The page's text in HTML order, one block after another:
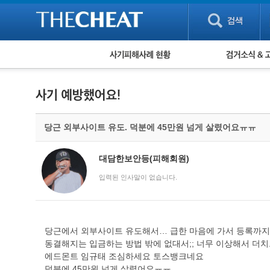
피해사례 현황
게임 · 비실물 피해사례
보이스피싱 피해사례
유해사이트 목록
비공개 피해사례
워킹홀리데이 피해사례
검거 소식
당근 외부사이트 유도. 덕분에 45만원 넘게 살렸어요ㅠㅠ
대담한보안등(피해회원)
입력된 인사말이 없습니다.
당근에서 외부사이트 유도해서… 급한 마음에 가서 등록까
동결해지는 입금하는 방법 밖에 없대서;; 너무 이상해서 더
에드몬트 임규태 조심하세요 토스뱅크네요